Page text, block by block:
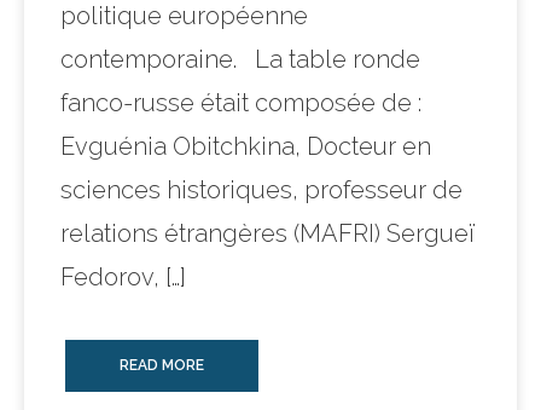
politique européenne
contemporaine. La table ronde
fanco-russe était composée de :
Evguénia Obitchkina, Docteur en
sciences historiques, professeur de
relations étrangères (MAFRI) Sergueï
Fedorov, […]
READ MORE